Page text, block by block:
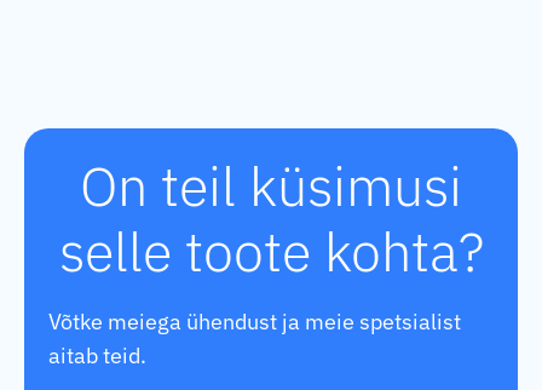
On teil küsimusi
selle toote kohta?
Võtke meiega ühendust ja meie spetsialist
aitab teid.